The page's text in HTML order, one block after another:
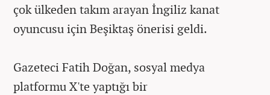
çok ülkeden takım arayan İngiliz kanat
oyuncusu için Beşiktaş önerisi geldi.
Gazeteci Fatih Doğan, sosyal medya
platformu X'te yaptığı bir